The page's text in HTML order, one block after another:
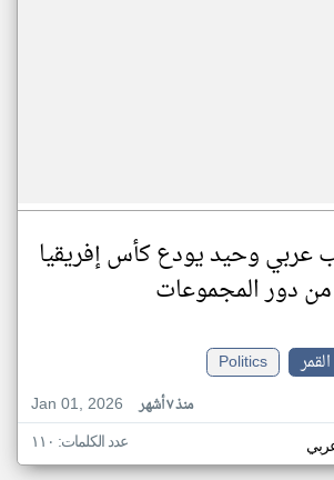
عربي وحيد يودع كأس إفريقيا
Politics
Jan 01, 2026
منذ ٧ أشهر
عدد الكلمات: ١١٠